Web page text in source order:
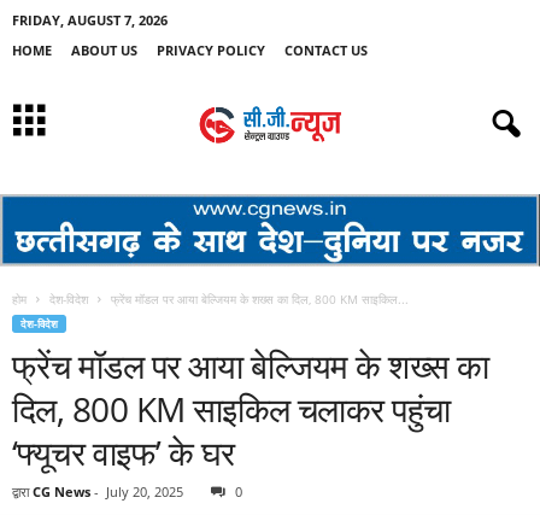
FRIDAY, AUGUST 7, 2026
HOME
ABOUT US PRIVACY POLICY CONTACT US
होम देश-विदेश फ्रेंच मॉडल पर आया बेल्जियम के शख्स का दिल, 800 KM साइकिल...
देश-विदेश
फ्रेंच मॉडल पर आया बेल्जियम के शख्स का
दिल, 800 KM साइकिल चलाकर पहुंचा
‘फ्यूचर वाइफ’ के घर
द्वारा CG News - July 20, 2025 0